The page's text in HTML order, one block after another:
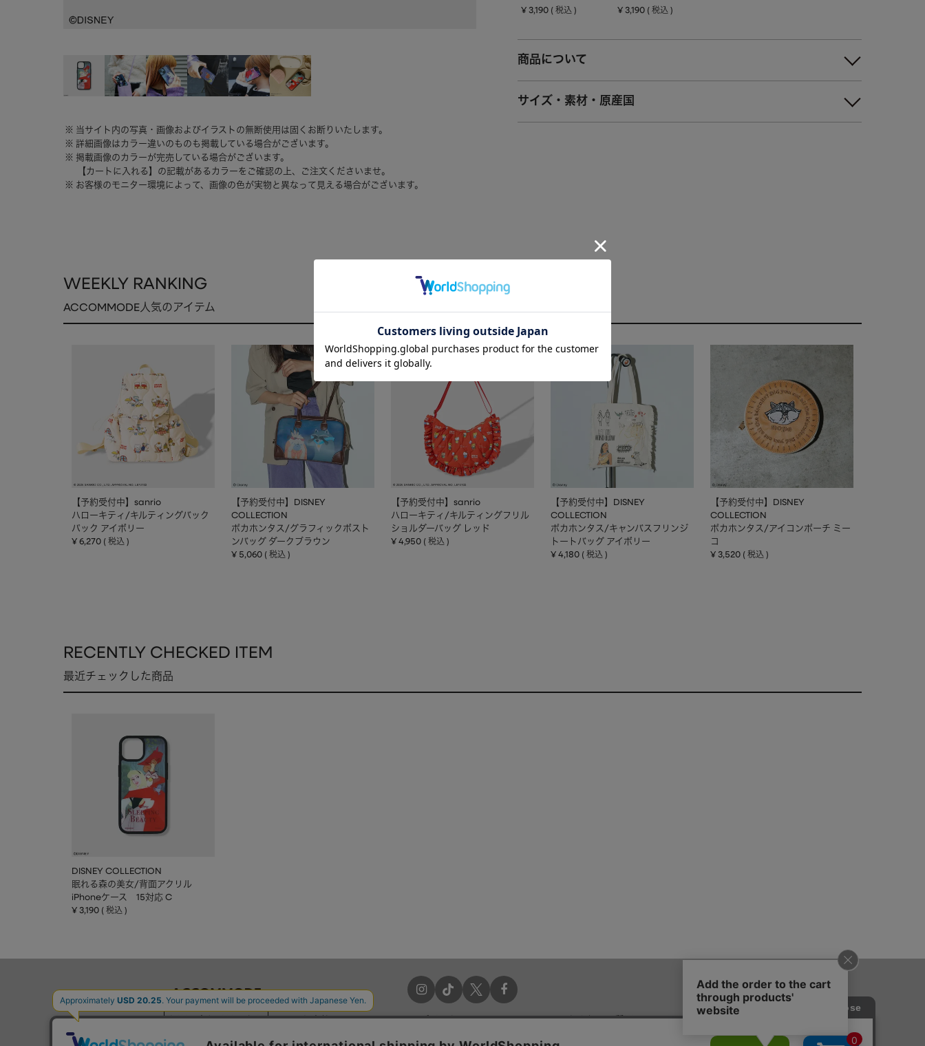
¥ 3,190 税込 ¥ 3,190 税込
商品について
サイズ・素材・原産国
当サイト内の写真・画像およびイラストの無断使用は固くお断りいたします。
詳細画像はカラー違いのものも掲載している場合がございます。
掲載画像のカラーが完売している場合がございます。
【カートに入れる】の記載があるカラーをご確認の上、ご注文くださいませ。
お客様のモニター環境によって、画像の色が実物と異なって見える場合がございます。
WEEKLY RANKING
ACCOMMODE人気のアイテム
【予約受付中】sanrio
ハローキティ/キルティングバック
パック アイボリー
¥ 6,270 税込
【予約受付中】DISNEY
COLLECTION
ポカホンタス/グラフィックボスト
ンバッグ ダークブラウン
¥ 5,060 税込
【予約受付中】sanrio
ハローキティ/キルティングフリル
ショルダーバッグ レッド
¥ 4,950 税込
【予約受付中】DISNEY
COLLECTION
ポカホンタス/キャンバスフリンジ
トートバッグ アイボリー
¥ 4,180 税込
【予約受付中】DISNEY
COLLECTION
ポカホンタス/アイコンポーチ ミー
コ
¥ 3,520 税込
RECENTLY CHECKED ITEM
最近チェックした商品
DISNEY COLLECTION
眠れる森の美女/背面アクリル
iPhoneケース 15対応 C
¥ 3,190 税込
お問い合わせはこちら
お支払いについて
ポイントについて
よくあるご質問
採用情報